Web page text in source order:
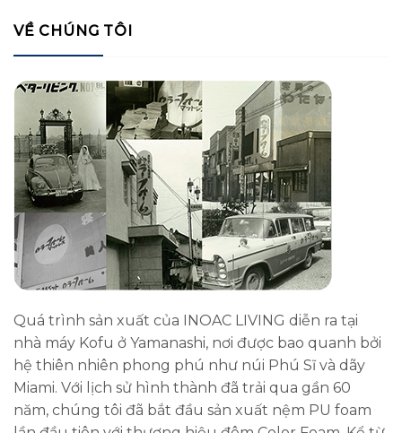
VỀ CHÚNG TÔI
Quá trình sản xuất của INOAC LIVING diễn ra tại
nhà máy Kofu ở Yamanashi, nơi được bao quanh bởi
hệ thiên nhiên phong phú như núi Phú Sĩ và dãy
Miami. Với lịch sử hình thành đã trải qua gần 60
năm, chúng tôi đã bắt đầu sản xuất nệm PU foam